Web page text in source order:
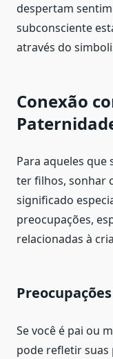
despertam
subconsciente
através do
Conexão
Para aqueles que
ter filhos, sonhar
significado
preocupações,
relacionadas à
Se você é pai ou
pode refletir